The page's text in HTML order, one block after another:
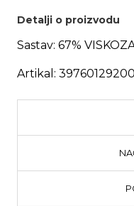
Detalji o proizvodu
Sastav: 67%
Artikal: